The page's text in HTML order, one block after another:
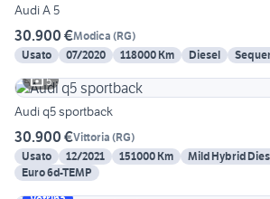
Audi A 5
30.900 €Modica (RG)
Usato
07/2020 118000 Km Diesel
5
Audi q5 sportback
30.900 €Vittoria (RG)
Usato
12/2021 151000 Km Mild Hybrid
Euro 6d-TEMP